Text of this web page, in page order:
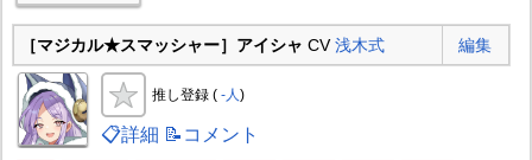
［マジカル★スマッシャー］アイシャ CV浅木式 編集
推し登録 ( -人)
📋詳細 📝コメント